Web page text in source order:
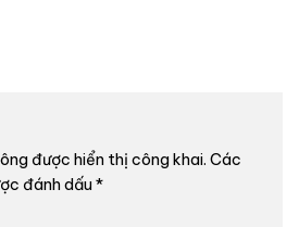
được hiển thị công khai. Các
đánh dấu *